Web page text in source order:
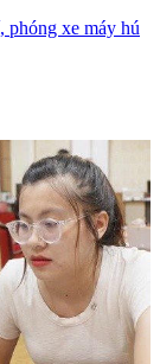
phóng xe máy hú